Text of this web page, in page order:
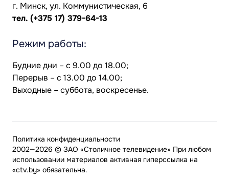
г. Минск, ул. Коммунистическая, 6
тел. (+375 17) 379-64-13
Режим работы:
Будние дни – с 9.00 до 18.00;
Перерыв – с 13.00 до 14.00;
Выходные – суббота, воскресенье.
2002—2026 © ЗАО «Столичное телевидение» При любом
использовании материалов активная гиперссылка на
«ctv.by» обязательна.
Политика конфиденциальности